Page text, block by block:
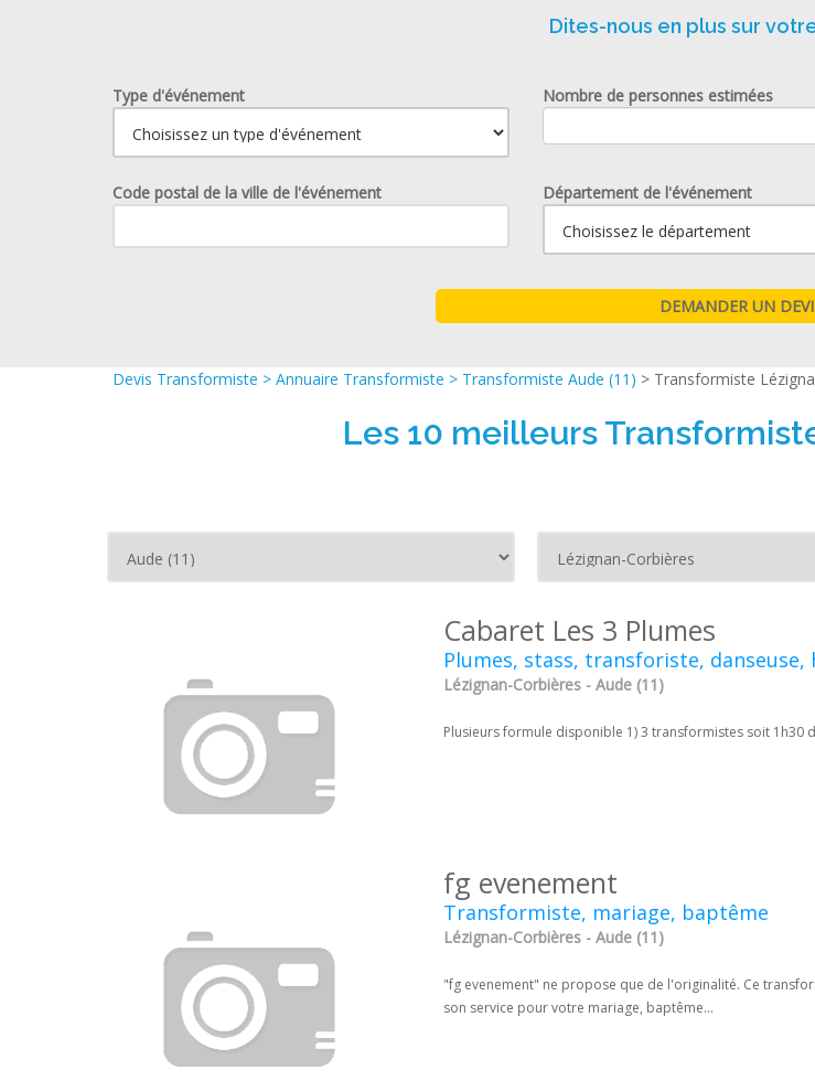
Dites-nous en plus sur
Type d'événement Nombre de personnes estimées
Code postal de la ville de l'événement Département de l'événement
Devis Transformiste > Annuaire Transformiste > Transformiste Aude (11) > Transformiste
Les 10 meilleurs
Cabaret Les 3 Plumes
Plumes, stass, transforiste, danseuse,
Lézignan-Corbières - Aude (11)
Plusieurs formule disponible 1) 3 transformistes soit 1h30
fg evenement
Transformiste, mariage, baptême
Lézignan-Corbières - Aude (11)
"fg evenement" ne propose que de l'originalité. Ce
son service pour votre mariage, baptême...